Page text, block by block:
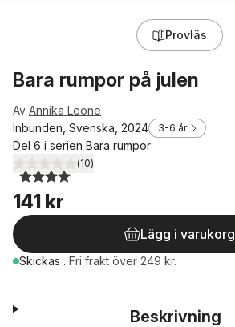
Provläs
Bara rumpor på julen
Av Annika Leone
Inbunden, Svenska, 2024
3-6 år
Del 6 i serien Bara rumpor
4,0utav 5 stjärnor. Totalt antal röster:
(10)
141 kr
Lägg i varukorg
Skickas . Fri frakt över 249 kr.
Beskrivning